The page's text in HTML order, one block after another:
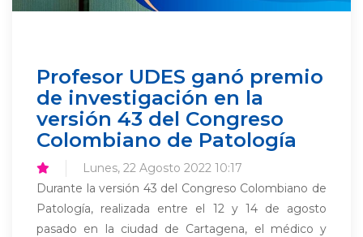
Profesor UDES ganó premio
de investigación en la
versión 43 del Congreso
Colombiano de Patología
Lunes, 22 Agosto 2022 10:17
Durante la versión 43 del Congreso Colombiano de
Patología, realizada entre el 12 y 14 de agosto
pasado en la ciudad de Cartagena, el médico y